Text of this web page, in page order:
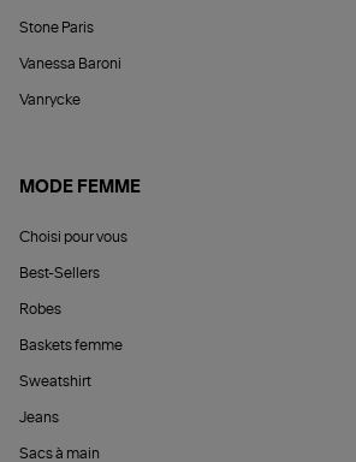
Stone Paris
Vanessa Baroni
Vanrycke
MODE FEMME
Choisi pour vous
Best-Sellers
Robes
Baskets femme
Sweatshirt
Jeans
Sacs à main